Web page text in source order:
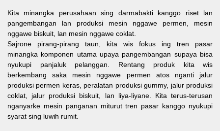
Kita minangka perusahaan sing darmabakti kanggo riset lan
pangembangan lan produksi mesin nggawe permen, mesin
nggawe biskuit, lan mesin nggawe coklat.
Sajrone pirang-pirang taun, kita wis fokus ing tren pasar
minangka komponen utama upaya pangembangan supaya bisa
nyukupi panjaluk pelanggan. Rentang produk kita wis
berkembang saka mesin nggawe permen atos nganti jalur
produksi permen keras, peralatan produksi gummy, jalur produksi
coklat, jalur produksi biskuit, lan liya-liyane. Kita terus-terusan
nganyarke mesin panganan miturut tren pasar kanggo nyukupi
syarat sing luwih rumit.